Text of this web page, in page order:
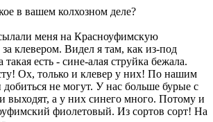
в вашем колхозном деле?
меня на Красноуфимскую
клевером. Видел я там, как из-под
есть - сине-алая струйка бежала.
Ох, только и клевер у них! По нашим
добиться не могут. У нас больше бурые с
выходят, а у них синего много. Потому и
фиолетовый. Из сортов сорт! На